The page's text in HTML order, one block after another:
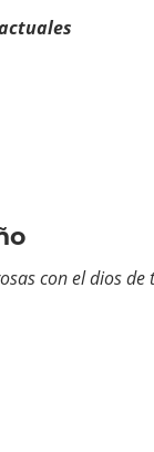
coneldiosde